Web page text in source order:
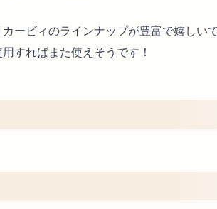
ービィのラインナップが豊富で嬉しい
すればまた使えそうです！